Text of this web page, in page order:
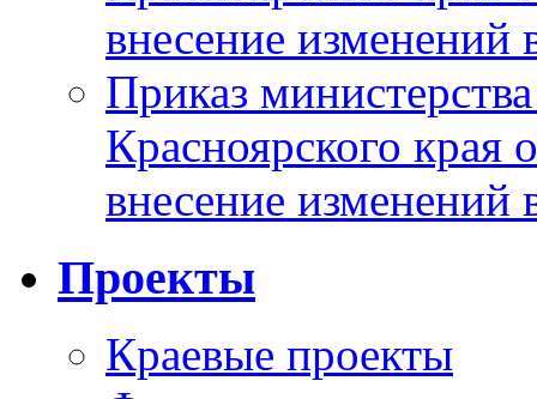
внесение изменений
Приказ
Красноярского
внесение изменений
Проекты
Краевые проекты